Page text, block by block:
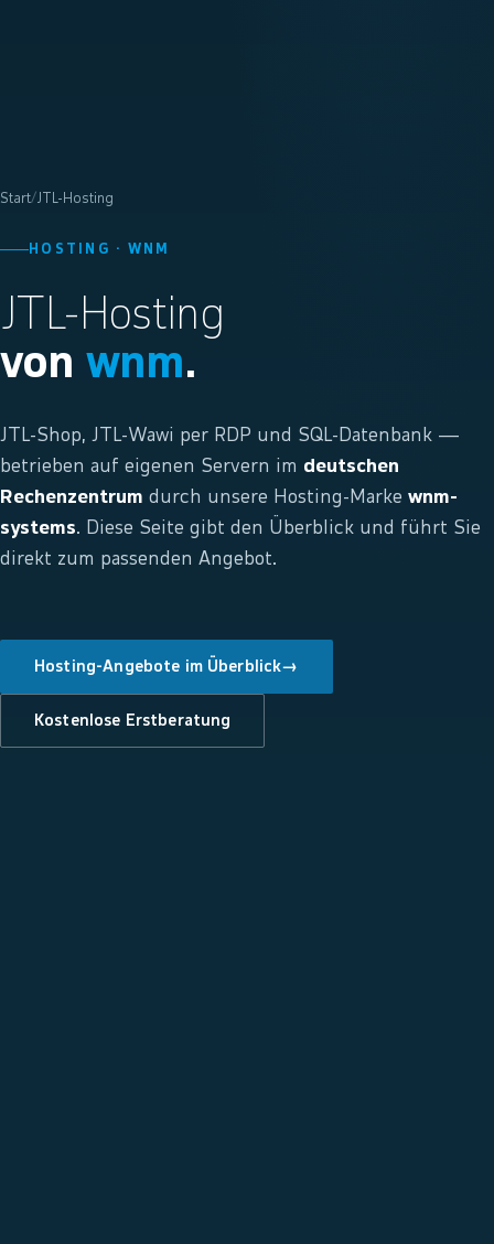
Start/JTL-Hosting
HOSTING · WNM
JTL-Hosting
von wnm.
JTL-Shop, JTL-Wawi per RDP und SQL-Datenbank —
betrieben auf eigenen Servern im deutschen
Rechenzentrum durch unsere Hosting-Marke wnm-
systems. Diese Seite gibt den Überblick und führt Sie
direkt zum passenden Angebot.
Hosting-Angebote im Überblick→
Kostenlose Erstberatung